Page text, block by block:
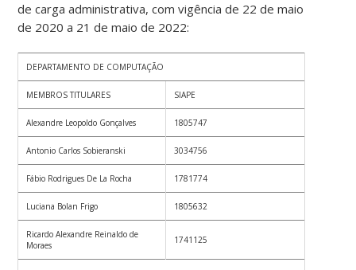
de carga administrativa, com vigência de 22 de maio
de 2020 a 21 de maio de 2022:
DEPARTAMENTO DE COMPUTAÇÃO
MEMBROS TITULARES SIAPE
Alexandre Leopoldo Gonçalves 1805747
Antonio Carlos Sobieranski 3034756
Fábio Rodrigues De La Rocha 1781774
Luciana Bolan Frigo 1805632
Ricardo Alexandre Reinaldo de
Moraes
1741125